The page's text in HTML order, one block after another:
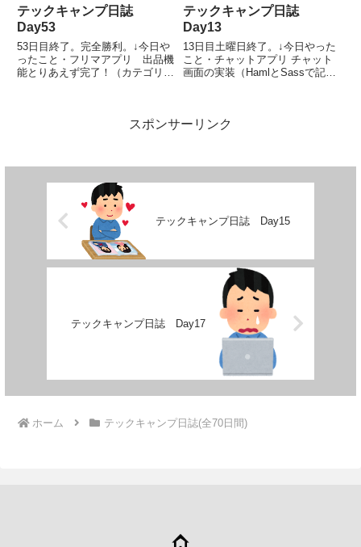
テックキャンプ日誌
Day53
53日目終了。完全勝利。↓今日や
ったこと・フリマアプリ 出品機
能とりあえず完了！（カテゴリ
で乗り越えることができました！
テックキャンプ日誌
Day13
13日目土曜日終了。↓今日やった
こと・チャットアプリ チャット
画面の実装（HamlとSassで記
述をどうすればいいか調べるの
スポンサーリンク
テックキャンプ日誌 Day15
テックキャンプ日誌 Day17
ホーム テックキャンプ日誌(全70日間)